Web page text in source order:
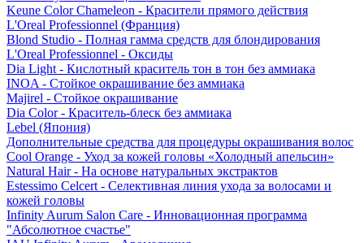
Keune Color Chameleon - Красители прямого действия
L'Oreal Professionnel (Франция)
Blond Studio - Полная гамма средств для блондирования
L'Oreal Professionnel - Оксиды
Dia Light - Кислотный краситель тон в тон без аммиака
INOA - Стойкое окрашивание без аммиака
Majirel - Стойкое окрашивание
Dia Color - Краситель-блеск без аммиака
Lebel (Япония)
Дополнительные средства для процедуры окрашивания волос
Cool Orange - Уход за кожей головы «Холодный апельсин»
Natural Hair - На основе натуральных экстрактов
Estessimo Celcert - Селективная линия ухода за волосами и
кожей головы
Infinity Aurum Salon Care - Инновационная программа
"Абсолютное счастье"